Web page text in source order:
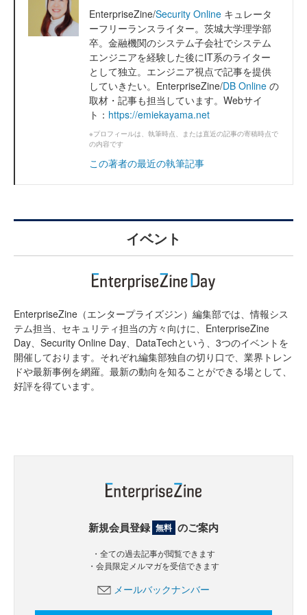
EnterpriseZine/Security Online キュレータ
ーフリーランスライター。茨城大学理学部
卒。金融機関のシステム子会社でシステム
エンジニアを経験した後にIT系のライター
として独立。エンジニア視点で記事を提供
していきたい。EnterpriseZine/DB Online の
取材・記事も担当しています。Webサイ
ト： https://emiekayama.net
※プロフィールは、執筆時点、または直近の記事の寄稿時点で
の内容です
この著者の最近の執筆記事
イベント
EnterpriseZine（エンタープライズジン）編集部では、情報シス
テム担当、セキュリティ担当の方々向けに、EnterpriseZine
Day、Security Online Day、DataTechという、3つのイベントを
開催しております。それぞれ編集部独自の切り口で、業界トレン
ドや最新事例を網羅。最新の動向を知ることができる場として、
好評を得ています。
新規会員登録 無料 のご案内
・全ての過去記事が閲覧できます
・会員限定メルマガを受信できます
メールバックナンバー